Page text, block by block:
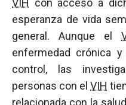
VIH con acceso a
esperanza de vida
general. Aunque el
enfermedad crónica
control, las
personas con elVIH
relacionada con la